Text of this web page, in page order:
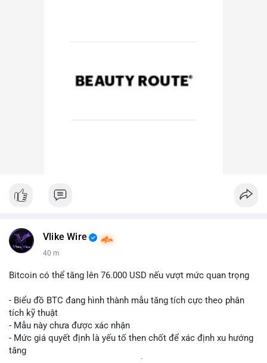
Vlike Wire
40 m
Bitcoin có thể tăng lên 76.000 USD nếu vượt mức quan trọng
- Biểu đồ BTC đang hình thành mẫu tăng tích cực theo phân
tích kỹ thuật
- Mẫu này chưa được xác nhận
- Mức giá quyết định là yếu tố then chốt để xác định xu hướng
tăng